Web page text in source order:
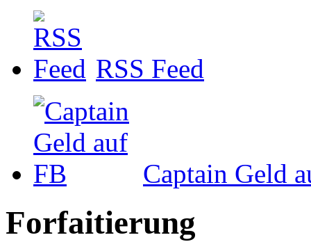
RSS Feed
Captain Geld
Forfaitierung